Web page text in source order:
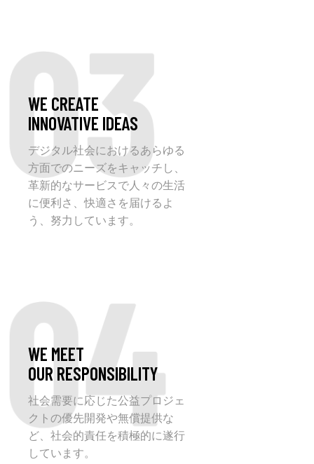
03
WE CREATE
INNOVATIVE IDEAS
デジタル社会におけるあらゆる
方面でのニーズをキャッチし、
革新的なサービスで人々の生活
に便利さ、快適さを届けるよ
う、努力しています。
04
WE MEET
OUR RESPONSIBILITY
社会需要に応じた公益プロジェ
クトの優先開発や無償提供な
ど、社会的責任を積極的に遂行
しています。